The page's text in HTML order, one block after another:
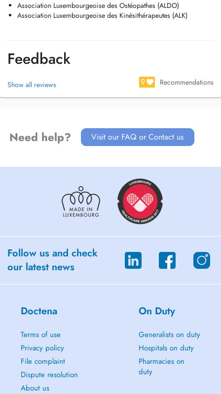
Association Luxembourgeoise des Ostéopathes (ALDO)
Association Luxembourgeoise des Kinésithérapeutes (ALK)
Feedback
Show all reviews 9 Recommendations
Need help? Visit our FAQ or Contact us
Follow us and check
our latest news
Doctena
Terms of use
Privacy policy
File complaint
Dispute resolution
About us
On Duty
Generalists on duty
Hospitals on duty
Pharmacies on
duty